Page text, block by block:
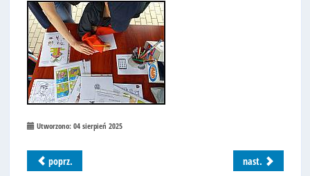
Utworzono: 04 sierpień 2025
poprz. nast.